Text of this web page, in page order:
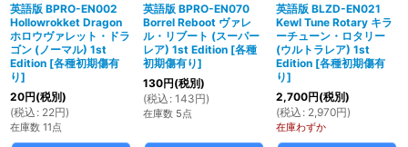
英語版 BPRO-EN002
Hollowrokket Dragon
ホロウヴァレット・ドラ
ゴン (ノーマル) 1st
Edition [各種初期傷有
り]
20円(税別)
(税込 : 22円)
在庫数 11点
英語版 BPRO-EN070
Borrel Reboot ヴァレ
ル・リブート (スーパー
レア) 1st Edition [各種
初期傷有り]
130円(税別)
(税込 : 143円)
在庫数 5点
英語版 BLZD-EN021
Kewl Tune Rotary キラ
ーチューン・ロタリー
(ウルトラレア) 1st
Edition [各種初期傷有
り]
2,700円(税別)
(税込 : 2,970円)
在庫わずか